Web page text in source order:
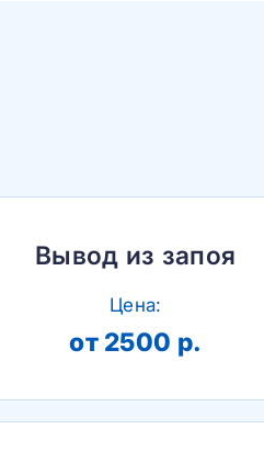
Вывод из запоя
Цена:
от 2500 р.